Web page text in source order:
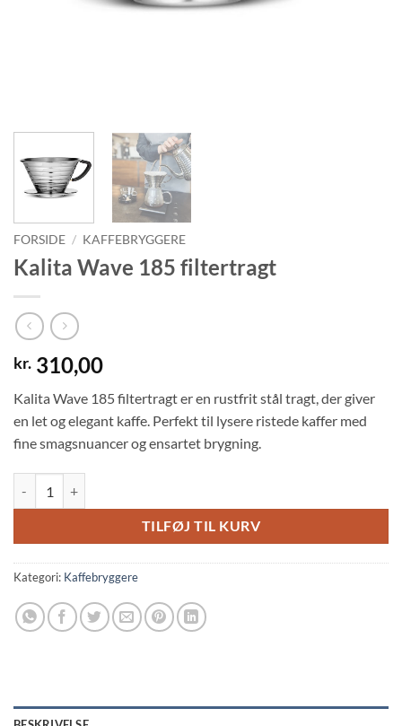
FORSIDE / KAFFEBRYGGERE
Kalita Wave 185 filtertragt
kr. 310,00
Kalita Wave 185 filtertragt er en rustfrit stål tragt, der giver
en let og elegant kaffe. Perfekt til lysere ristede kaffer med
fine smagsnuancer og ensartet brygning.
TILFØJ TIL KURV
Kategori: Kaffebryggere